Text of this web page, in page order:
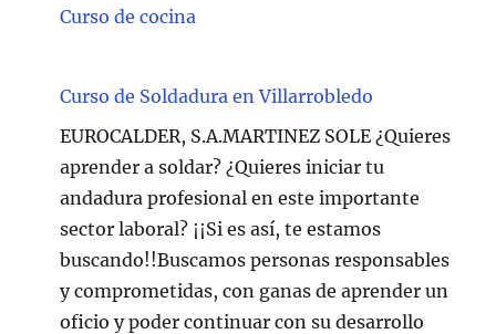
Curso de cocina
Curso de Soldadura en Villarrobledo
EUROCALDER, S.A.MARTINEZ SOLE ¿Quieres
aprender a soldar? ¿Quieres iniciar tu
andadura profesional en este importante
sector laboral? ¡¡Si es así, te estamos
buscando!!Buscamos personas responsables
y comprometidas, con ganas de aprender un
oficio y poder continuar con su desarrollo